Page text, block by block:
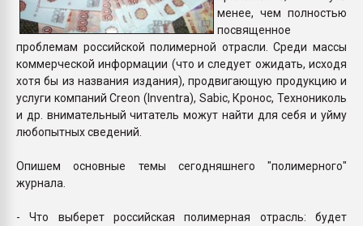
менее, чем полностью
посвященное
проблемам российской полимерной отрасли. Среди массы
коммерческой информации (что и следует ожидать, исходя
хотя бы из названия издания), продвигающую продукцию и
услуги компаний Creon (Inventra), Sabic, Кронос, Технониколь
и др. внимательный читатель можут найти для себя и уйму
любопытных сведений.
Опишем основные темы сегодняшнего "полимерного"
журнала.
- Что выберет российская полимерная отрасль: будет